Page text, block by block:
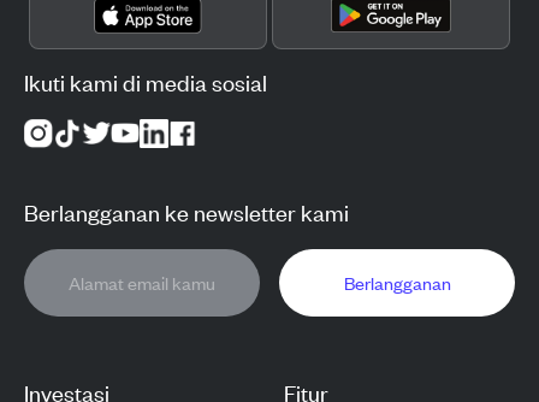
Investasi Fitur
Ikuti kami di media sosial
Berlangganan ke newsletter kami
Berlangganan